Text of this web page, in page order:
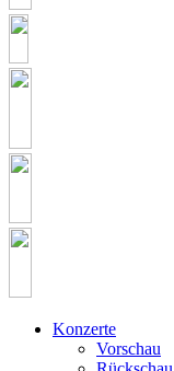
Konzerte
Vorschau